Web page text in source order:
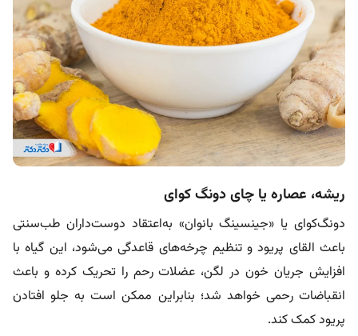
ریشه، عصاره یا چای دونگ کوای
دونگ‌کوای یا «جینسینگ بانوان» به‌اعتقاد دوست‌داران طب‌سنتی
باعث القای پریود و تنظیم چرخه‌های قاعدگی می‌شود، این گیاه با
افزایش جریان خون در لگن، عضلات رحم را تحریک کرده و باعث
انقباضات رحمی خواهد شد؛ بنابراین ممکن است به جلو افتادن
پریود کمک کند.